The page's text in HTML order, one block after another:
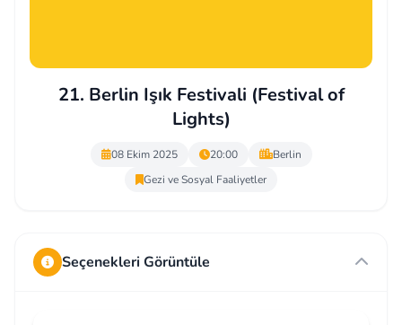
21. Berlin Işık Festivali (Festival of
Lights)
08 Ekim 2025 20:00
Berlin
Gezi ve Sosyal Faaliyetler
Seçenekleri Görüntüle